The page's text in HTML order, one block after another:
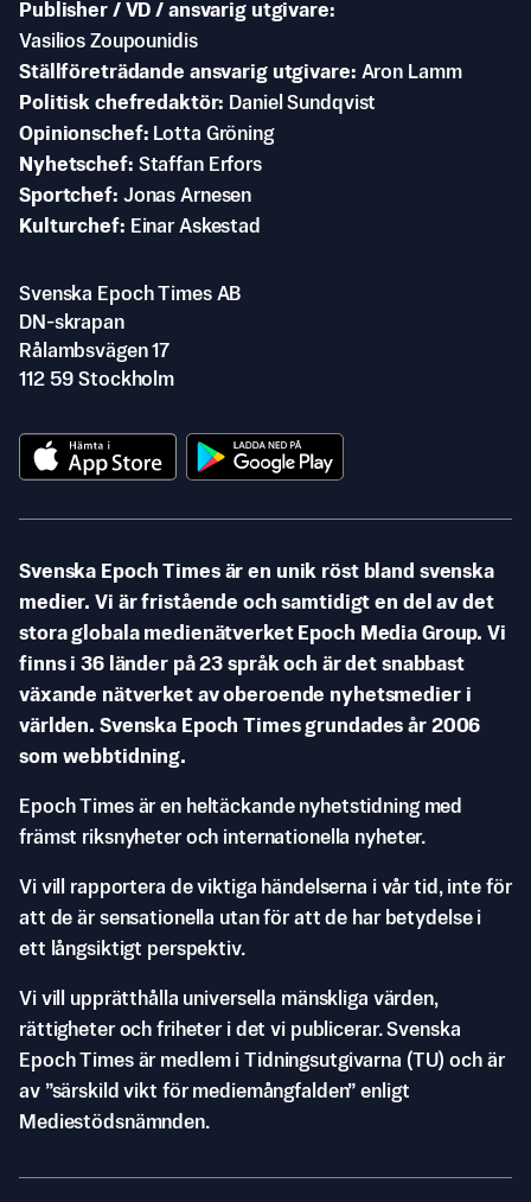
Publisher / VD / ansvarig utgivare
Vasilios Zoupounidis
Ställföreträdande ansvarig utgivare Aron Lamm
Politisk chefredaktör
Daniel Sundqvist
Opinionschef
Lotta Gröning
Nyhetschef Staffan Erfors
Sportchef Jonas Arnesen
Kulturchef
Einar Askestad
Svenska Epoch Times AB
DN-skrapan
Rålambsvägen 17
112 59 Stockholm
Svenska Epoch Times är en unik röst bland svenska
medier. Vi är fristående och samtidigt en del av det
stora globala medienätverket Epoch Media Group. Vi
finns i 36 länder på 23 språk och är det snabbast
växande nätverket av oberoende nyhetsmedier i
världen. Svenska Epoch Times grundades år 2006
som webbtidning.
Epoch Times är en heltäckande nyhetstidning med
främst riksnyheter och internationella nyheter.
Vi vill rapportera de viktiga händelserna i vår tid, inte för
att de är sensationella utan för att de har betydelse i
ett långsiktigt perspektiv.
Vi vill upprätthålla universella mänskliga värden,
rättigheter och friheter i det vi publicerar. Svenska
Epoch Times är medlem i Tidningsutgivarna (TU) och är
av ”särskild vikt för mediemångfalden” enligt
Mediestödsnämnden.